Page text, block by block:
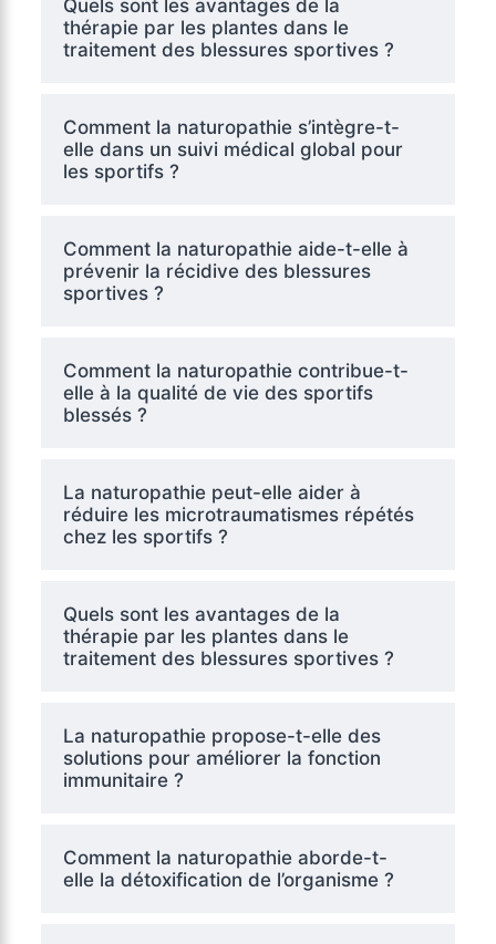
Quels sont les avantages de la
thérapie par les plantes dans le
traitement des blessures sportives ?
Comment la naturopathie s’intègre-t-
elle dans un suivi médical global pour
les sportifs ?
Comment la naturopathie aide-t-elle à
prévenir la récidive des blessures
sportives ?
Comment la naturopathie contribue-t-
elle à la qualité de vie des sportifs
blessés ?
La naturopathie peut-elle aider à
réduire les microtraumatismes répétés
chez les sportifs ?
Quels sont les avantages de la
thérapie par les plantes dans le
traitement des blessures sportives ?
La naturopathie propose-t-elle des
solutions pour améliorer la fonction
immunitaire ?
Comment la naturopathie aborde-t-
elle la détoxification de l’organisme ?